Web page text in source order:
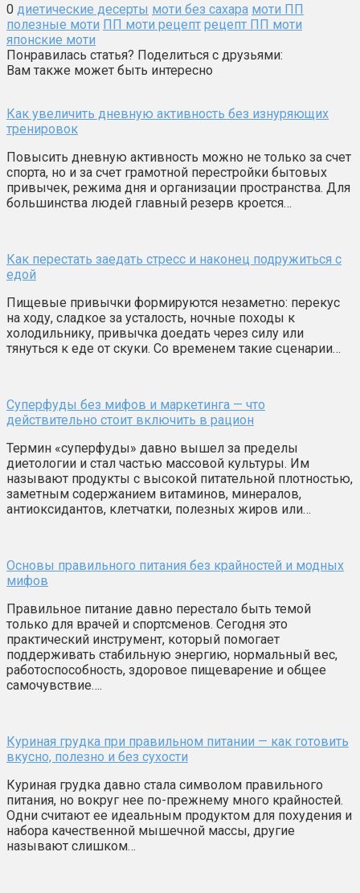
0 диетические десерты моти без сахара моти ПП
полезные моти ПП моти рецепт рецепт ПП моти
японские моти
Понравилась статья? Поделиться с друзьями:
Вам также может быть интересно
Как увеличить дневную активность без изнуряющих
тренировок
Повысить дневную активность можно не только за счет
спорта, но и за счет грамотной перестройки бытовых
привычек, режима дня и организации пространства. Для
большинства людей главный резерв кроется…
Как перестать заедать стресс и наконец подружиться с
едой
Пищевые привычки формируются незаметно: перекус
на ходу, сладкое за усталость, ночные походы к
холодильнику, привычка доедать через силу или
тянуться к еде от скуки. Со временем такие сценарии…
Суперфуды без мифов и маркетинга — что
действительно стоит включить в рацион
Термин «суперфуды» давно вышел за пределы
диетологии и стал частью массовой культуры. Им
называют продукты с высокой питательной плотностью,
заметным содержанием витаминов, минералов,
антиоксидантов, клетчатки, полезных жиров или…
Основы правильного питания без крайностей и модных
мифов
Правильное питание давно перестало быть темой
только для врачей и спортсменов. Сегодня это
практический инструмент, который помогает
поддерживать стабильную энергию, нормальный вес,
работоспособность, здоровое пищеварение и общее
самочувствие….
Куриная грудка при правильном питании — как готовить
вкусно, полезно и без сухости
Куриная грудка давно стала символом правильного
питания, но вокруг нее по-прежнему много крайностей.
Одни считают ее идеальным продуктом для похудения и
набора качественной мышечной массы, другие
называют слишком…